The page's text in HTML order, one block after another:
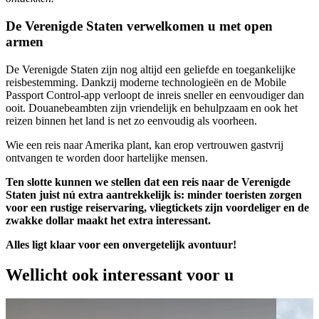
De Verenigde Staten verwelkomen u met open
armen
De Verenigde Staten zijn nog altijd een geliefde en toegankelijke
reisbestemming. Dankzij moderne technologieën en de Mobile
Passport Control-app verloopt de inreis sneller en eenvoudiger dan
ooit. Douanebeambten zijn vriendelijk en behulpzaam en ook het
reizen binnen het land is net zo eenvoudig als voorheen.
Wie een reis naar Amerika plant, kan erop vertrouwen gastvrij
ontvangen te worden door hartelijke mensen.
Ten slotte kunnen we stellen dat een reis naar de Verenigde
Staten juist nú extra aantrekkelijk is: minder toeristen zorgen
voor een rustige reiservaring, vliegtickets zijn voordeliger en de
zwakke dollar maakt het extra interessant.
Alles ligt klaar voor een onvergetelijk avontuur!
Wellicht ook interessant voor u